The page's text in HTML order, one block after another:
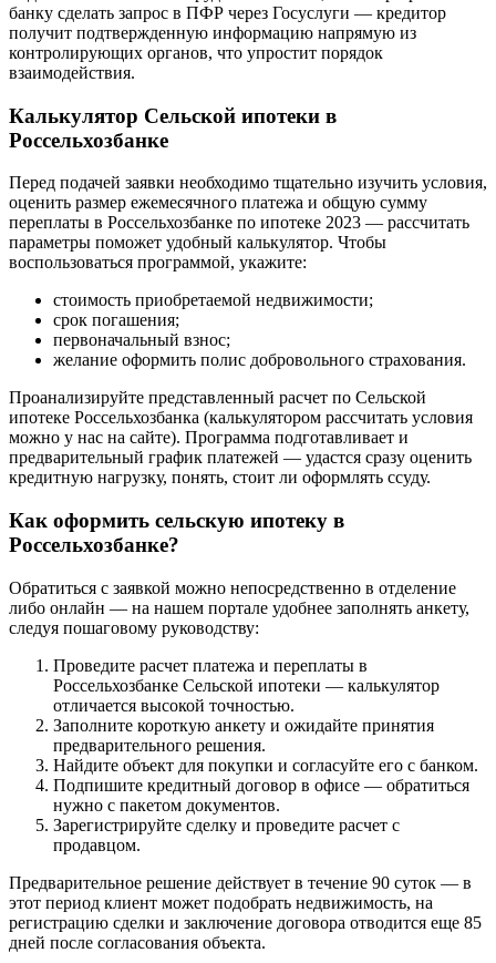
банку сделать запрос в ПФР через Госуслуги — кредитор
получит подтвержденную информацию напрямую из
контролирующих органов, что упростит порядок
взаимодействия.
Калькулятор Сельской ипотеки в
Россельхозбанке
Перед подачей заявки необходимо тщательно изучить условия,
оценить размер ежемесячного платежа и общую сумму
переплаты в Россельхозбанке по ипотеке 2023 — рассчитать
параметры поможет удобный калькулятор. Чтобы
воспользоваться программой, укажите:
стоимость приобретаемой недвижимости;
срок погашения;
первоначальный взнос;
желание оформить полис добровольного страхования.
Проанализируйте представленный расчет по Сельской
ипотеке Россельхозбанка (калькулятором рассчитать условия
можно у нас на сайте). Программа подготавливает и
предварительный график платежей — удастся сразу оценить
кредитную нагрузку, понять, стоит ли оформлять ссуду.
Как оформить сельскую ипотеку в
Россельхозбанке?
Обратиться с заявкой можно непосредственно в отделение
либо онлайн — на нашем портале удобнее заполнять анкету,
следуя пошаговому руководству:
Проведите расчет платежа и переплаты в
Россельхозбанке Сельской ипотеки — калькулятор
отличается высокой точностью.
Заполните короткую анкету и ожидайте принятия
предварительного решения.
Найдите объект для покупки и согласуйте его с банком.
Подпишите кредитный договор в офисе — обратиться
нужно с пакетом документов.
Зарегистрируйте сделку и проведите расчет с
продавцом.
Предварительное решение действует в течение 90 суток — в
этот период клиент может подобрать недвижимость, на
регистрацию сделки и заключение договора отводится еще 85
дней после согласования объекта.